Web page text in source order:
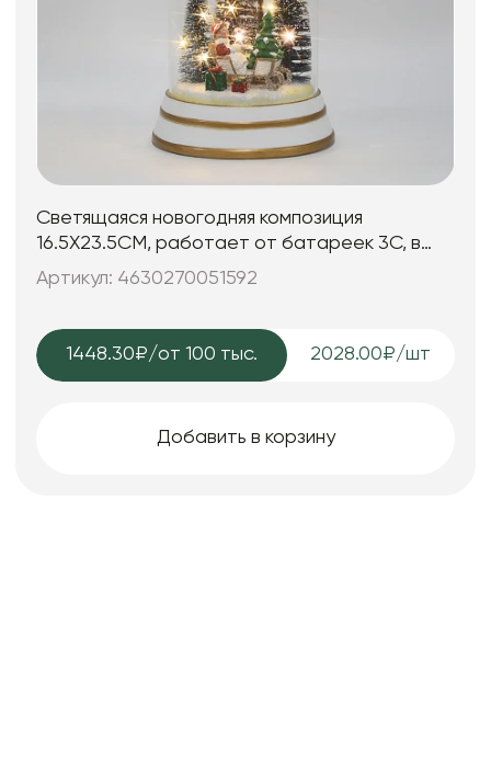
Светящаяся новогодняя композиция
16.5X23.5CM, работает от батареек 3C, в
комплект не входят
Артикул: 4630270051592
1448.30₽/от 100 тыс. 2028.00₽/шт
Добавить в корзину